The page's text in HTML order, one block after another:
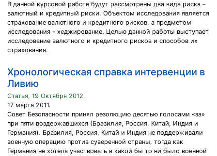
В данной курсовой работе будут рассмотрены два вида риска –
валютный и кредитный риски. Объектом исследования является
страхование валютного и кредитного рисков, а предметом
исследования - хеджирование. Целью данной работы выступает
исследование валютного и кредитного рисков и способов их
страхования.
Хронологическая справка интервенции в
Ливию
Статья, 19 Октября 2012
17 марта 2011.
Совет Безопасности принял резолюцию десятью голосами «за»
при пяти воздержавшихся (Бразилия, Россия, Китай, Индия и
Германия). Бразилия, Россия, Китай и Индия не поддерживали
военную операцию против суверенной страны, тогда как
Германия не хотела участвовать в какой бы то ни было военной